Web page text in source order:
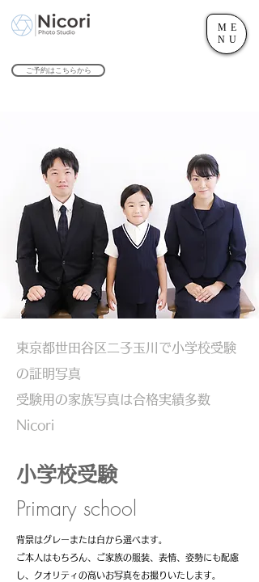
世田谷のフォトスタジオ「にこたま写真館 Nicori」｜二子玉川駅
​２０２４年で創業１０４周年を迎えます！
ご予約はこちらから
ME
NU
​東京都世田谷区二子玉川で小学校受験
の証明写真
受験用の家族写真は合格実績多数
Nicori
小学校受験
Primary school
​背景はグレーまたは白から選べます。
ご本人はもちろん、ご家族の服装、表情、姿勢にも配慮
し、クオリティの高いお写真をお撮りいたします。